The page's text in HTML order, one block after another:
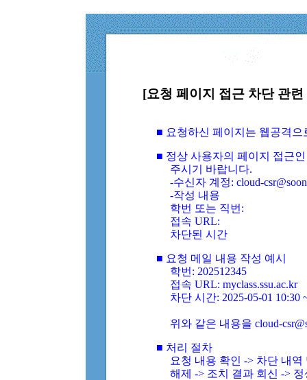
[요청 페이지 접근 차단 관
■ 요청하신 페이지는 웹공격
■ 정상 사용자의 페이지 접근
주시기 바랍니다.
-수신자 계정: cloud-
-작성 내용
학번 또는 직번:
접속 URL:
차단된 시간
■ 요청 메일 내용 작성 예시
학번: 202512345
접속 URL: myclass.ssu.ac.kr
차단 시간: 2025-05-01 10:30
위와 같은 내용을 cloud-
■ 처리 절차
요청 내용 확인 -> 차단 내
해제 -> 조치 결과 회신 ->